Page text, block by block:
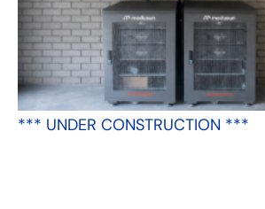
*** UNDER CONSTRUCTION ***